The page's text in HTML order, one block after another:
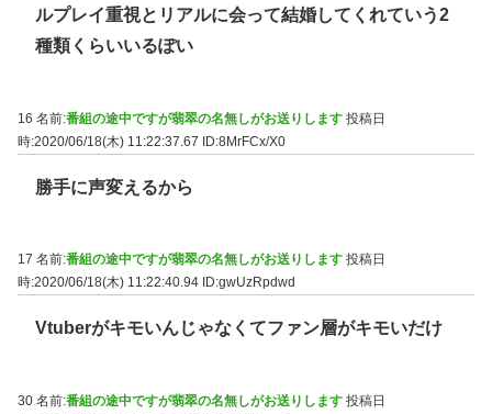
ルプレイ重視とリアルに会って結婚してくれていう2
種類くらいいるぽい
16 名前:番組の途中ですが翡翠の名無しがお送りします 投稿日
時:2020/06/18(木) 11:22:37.67 ID:8MrFCx/X0
勝手に声変えるから
17 名前:番組の途中ですが翡翠の名無しがお送りします 投稿日
時:2020/06/18(木) 11:22:40.94 ID:gwUzRpdwd
Vtuberがキモいんじゃなくてファン層がキモいだけ
30 名前:番組の途中ですが翡翠の名無しがお送りします 投稿日